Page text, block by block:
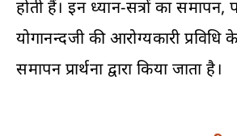
होती हैं। इन ध्यान-सत्रों का समापन,
योगानन्दजी की आरोग्यकारी
समापन प्रार्थना द्वारा किया जाता है।